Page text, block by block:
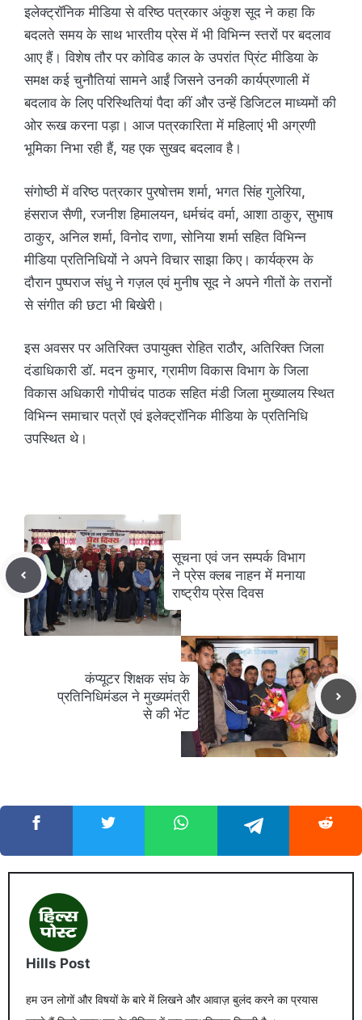
इलेक्ट्रॉनिक मीडिया से वरिष्ठ पत्रकार अंकुश सूद ने कहा कि
बदलते समय के साथ भारतीय प्रेस में भी विभिन्न स्तरों पर बदलाव
आए हैं। विशेष तौर पर कोविड काल के उपरांत प्रिंट मीडिया के
समक्ष कई चुनौतियां सामने आईं जिसने उनकी कार्यप्रणाली में
बदलाव के लिए परिस्थितियां पैदा कीं और उन्हें डिजिटल माध्यमों की
ओर रूख करना पड़ा। आज पत्रकारिता में महिलाएं भी अग्रणी
भूमिका निभा रही हैं, यह एक सुखद बदलाव है।
संगोष्ठी में वरिष्ठ पत्रकार पुरषोत्तम शर्मा, भगत सिंह गुलेरिया,
हंसराज सैणी, रजनीश हिमालयन, धर्मचंद वर्मा, आशा ठाकुर, सुभाष
ठाकुर, अनिल शर्मा, विनोद राणा, सोनिया शर्मा सहित विभिन्न
मीडिया प्रतिनिधियों ने अपने विचार साझा किए। कार्यक्रम के
दौरान पुष्पराज संधु ने गज़ल एवं मुनीष सूद ने अपने गीतों के तरानों
से संगीत की छटा भी बिखेरी।
इस अवसर पर अतिरिक्त उपायुक्त रोहित राठौर, अतिरिक्त जिला
दंडाधिकारी डॉ. मदन कुमार, ग्रामीण विकास विभाग के जिला
विकास अधिकारी गोपीचंद पाठक सहित मंडी जिला मुख्यालय स्थित
विभिन्न समाचार पत्रों एवं इलेक्ट्रॉनिक मीडिया के प्रतिनिधि
उपस्थित थे।
सूचना एवं जन सम्पर्क विभाग
ने प्रेस क्लब नाहन में मनाया
राष्ट्रीय प्रेस दिवस
कंप्यूटर शिक्षक संघ के
प्रतिनिधिमंडल ने मुख्यमंत्री
से की भेंट
Hills Post
हम उन लोगों और विषयों के बारे में लिखने और आवाज़ बुलंद करने का प्रयास